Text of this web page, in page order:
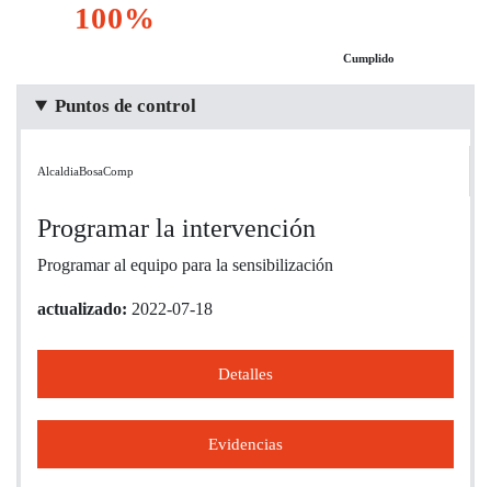
100%
Cumplido
Puntos de control
AlcaldiaBosaComp
Programar la intervención
Programar al equipo para la sensibilización
actualizado: 2022-07-18
Detalles
Evidencias